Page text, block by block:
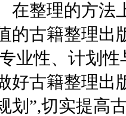
在整理的方法
的古籍整理出
业性、计划
好古籍整理出
划”,切实提高